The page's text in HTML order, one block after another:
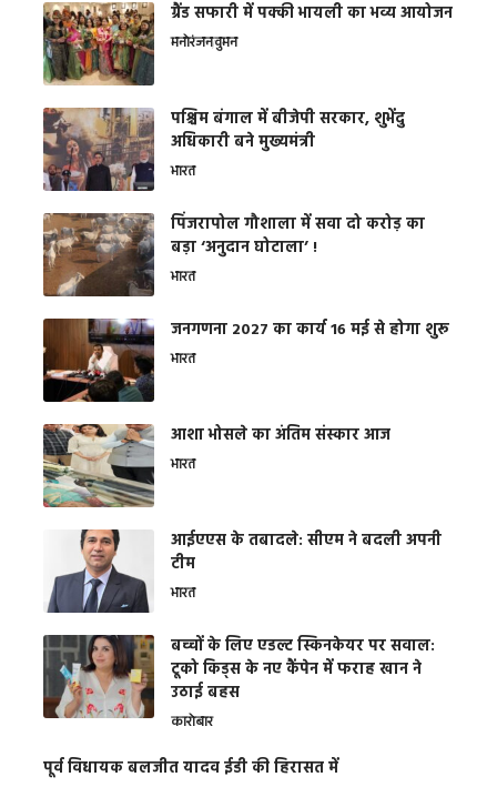
ग्रैंड सफारी में पक्की भायली का भव्य आयोजन
मनोरंजनवुमन
पश्चिम बंगाल में बीजेपी सरकार, शुभेंदु
अधिकारी बने मुख्यमंत्री
भारत
​पिंजरापोल गौशाला में सवा दो करोड़ का
बड़ा ‘अनुदान घोटाला’ !
भारत
जनगणना 2027 का कार्य 16 मई से होगा शुरू
भारत
आशा भोसले का अंतिम संस्कार आज
भारत
आईएएस के तबादले: सीएम ने बदली अपनी
टीम
भारत
बच्चों के लिए एडल्ट स्किनकेयर पर सवाल:
टूको किड्स के नए कैंपेन में फराह खान ने
उठाई बहस
कारोबार
पूर्व विधायक बलजीत यादव ईडी की हिरासत में